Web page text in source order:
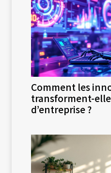
Comment les
transforment-
d’entreprise ?